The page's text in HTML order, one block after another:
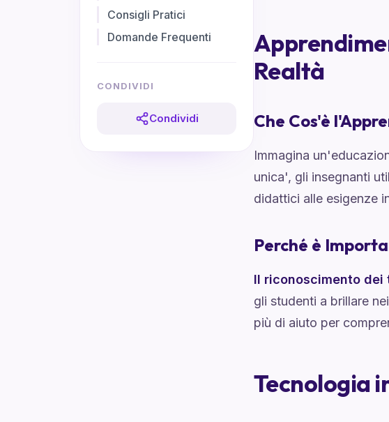
Consigli Pratici
Domande Frequenti
CONDIVIDI
Condividi
Realtà
Che Cos'è
Immagina
unica', gli insegnanti
didattici alle esigenze
Perché è
Il riconoscimento
gli studenti a brillare
più di aiuto per
Tecnologia